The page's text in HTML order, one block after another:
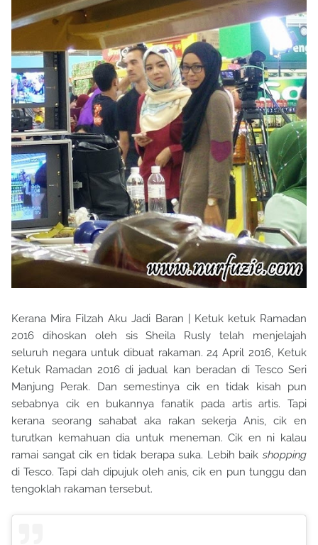
Kerana Mira Filzah Aku Jadi Baran | Ketuk ketuk Ramadan
2016 dihoskan oleh sis Sheila Rusly telah menjelajah
seluruh negara untuk dibuat rakaman. 24 April 2016, Ketuk
Ketuk Ramadan 2016 di jadual kan beradan di Tesco Seri
Manjung Perak. Dan semestinya cik en tidak kisah pun
sebabnya cik en bukannya fanatik pada artis artis. Tapi
kerana seorang sahabat aka rakan sekerja Anis, cik en
turutkan kemahuan dia untuk meneman. Cik en ni kalau
ramai sangat cik en tidak berapa suka. Lebih baik shopping
di Tesco. Tapi dah dipujuk oleh anis, cik en pun tunggu dan
tengoklah rakaman tersebut.